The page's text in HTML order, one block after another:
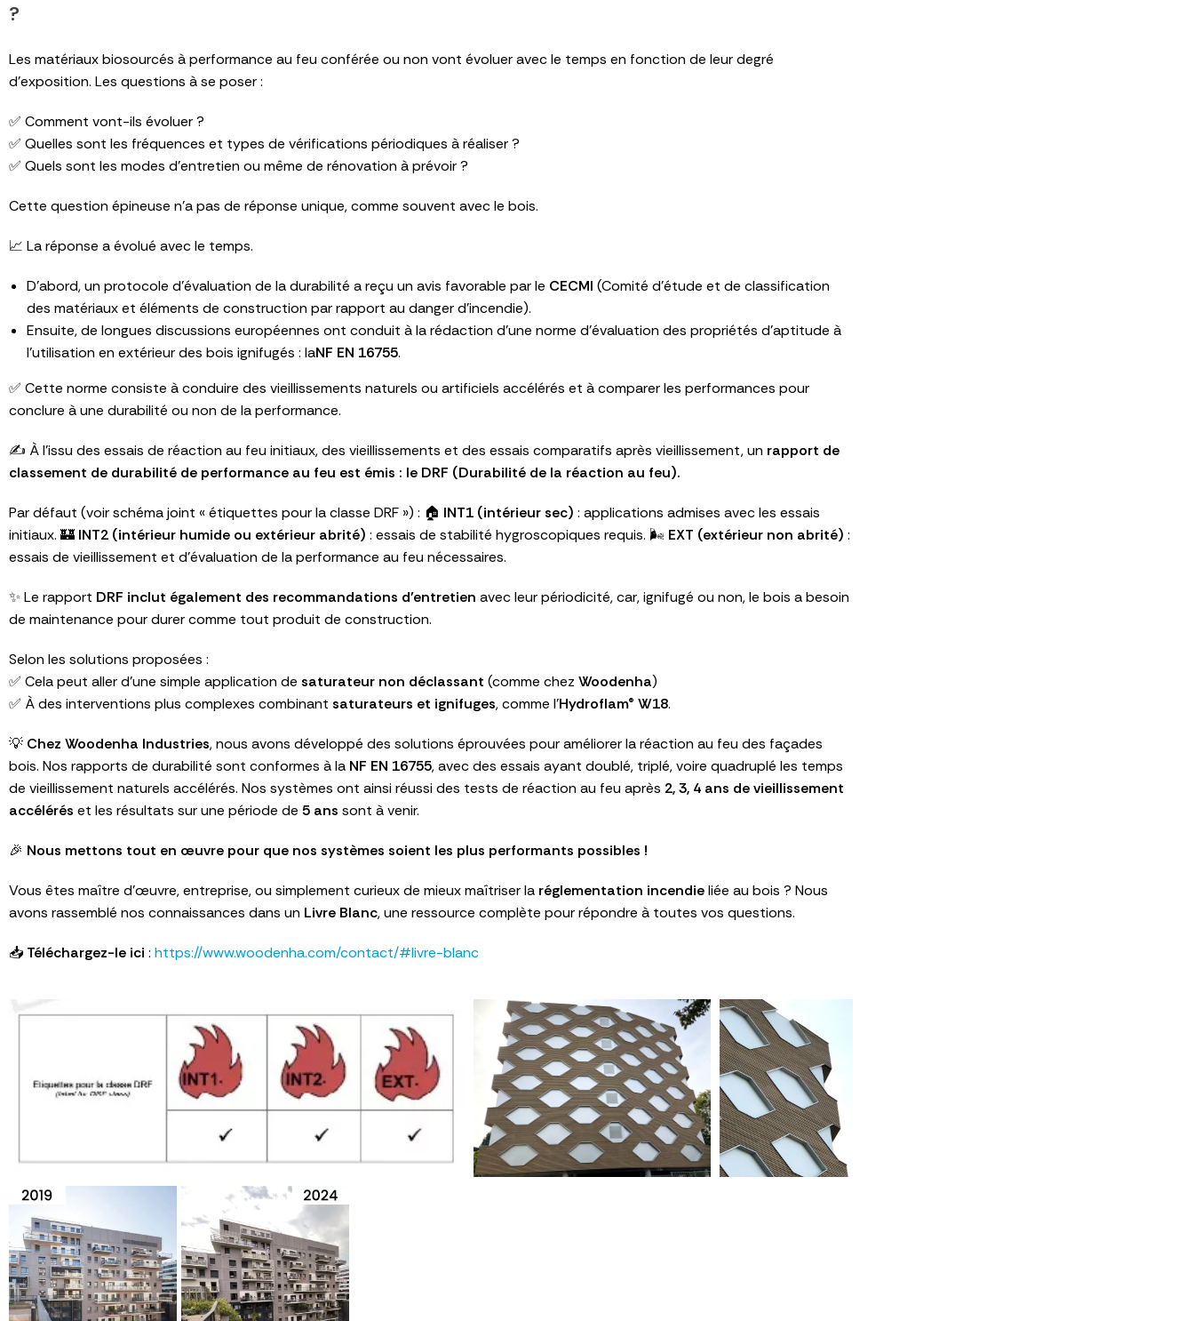
?
Les matériaux biosourcés à performance au feu conférée ou non vont évoluer avec le temps en fonction de leur degré
d’exposition. Les questions à se poser :
✅ Comment vont-ils évoluer ?
✅ Quelles sont les fréquences et types de vérifications périodiques à réaliser ?
✅ Quels sont les modes d’entretien ou même de rénovation à prévoir ?
Cette question épineuse n’a pas de réponse unique, comme souvent avec le bois.
📈 La réponse a évolué avec le temps.
D’abord, un protocole d’évaluation de la durabilité a reçu un avis favorable par le CECMI (Comité d’étude et de classification
des matériaux et éléments de construction par rapport au danger d’incendie).
Ensuite, de longues discussions européennes ont conduit à la rédaction d’une norme d’évaluation des propriétés d’aptitude à
l’utilisation en extérieur des bois ignifugés : laNF EN 16755.
✅ Cette norme consiste à conduire des vieillissements naturels ou artificiels accélérés et à comparer les performances pour
conclure à une durabilité ou non de la performance.
✍️ À l’issu des essais de réaction au feu initiaux, des vieillissements et des essais comparatifs après vieillissement, un rapport de
classement de durabilité de performance au feu est émis : le DRF (Durabilité de la réaction au feu).
Par défaut (voir schéma joint « étiquettes pour la classe DRF ») : 🏠 INT1 (intérieur sec) : applications admises avec les essais
initiaux. 🏰 INT2 (intérieur humide ou extérieur abrité) : essais de stabilité hygroscopiques requis. 🌬️ EXT (extérieur non abrité) :
essais de vieillissement et d’évaluation de la performance au feu nécessaires.
✨ Le rapport DRF inclut également des recommandations d’entretien avec leur périodicité, car, ignifugé ou non, le bois a besoin
de maintenance pour durer comme tout produit de construction.
Selon les solutions proposées :
✅ Cela peut aller d’une simple application de saturateur non déclassant (comme chez Woodenha)
✅ À des interventions plus complexes combinant saturateurs et ignifuges, comme l’Hydroflam® W18.
💡 Chez Woodenha Industries, nous avons développé des solutions éprouvées pour améliorer la réaction au feu des façades
bois. Nos rapports de durabilité sont conformes à la NF EN 16755, avec des essais ayant doublé, triplé, voire quadruplé les temps
de vieillissement naturels accélérés. Nos systèmes ont ainsi réussi des tests de réaction au feu après 2, 3, 4 ans de vieillissement
accélérés et les résultats sur une période de 5 ans sont à venir.
🎉 Nous mettons tout en œuvre pour que nos systèmes soient les plus performants possibles !
Vous êtes maître d’œuvre, entreprise, ou simplement curieux de mieux maîtriser la réglementation incendieliée au bois ? Nous
avons rassemblé nos connaissances dans un Livre Blanc, une ressource complète pour répondre à toutes vos questions.
📥 Téléchargez-le ici : https://www.woodenha.com/contact/#livre-blanc